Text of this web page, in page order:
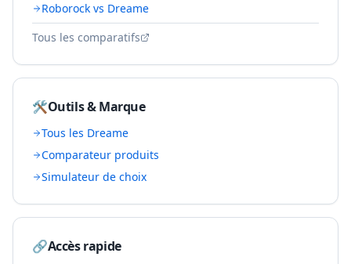
Roborock vs Dreame
Tous les comparatifs
🛠️Outils & Marque
Tous les Dreame
Comparateur produits
Simulateur de choix
🔗Accès rapide